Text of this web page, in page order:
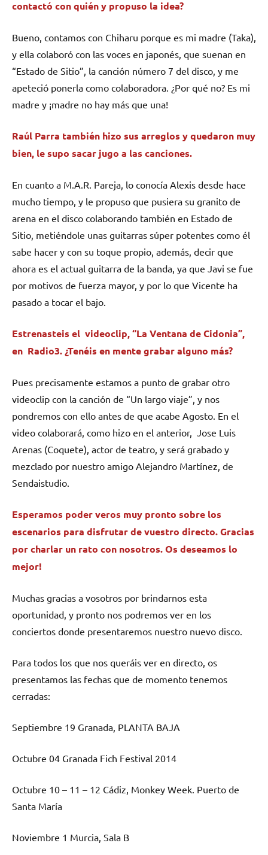
contactó con quién y propuso la idea?
Bueno, contamos con Chiharu porque es mi madre (Taka),
y ella colaboró con las voces en japonés, que suenan en
“Estado de Sitio”, la canción número 7 del disco, y me
apeteció ponerla como colaboradora. ¿Por qué no? Es mi
madre y ¡madre no hay más que una!
Raúl Parra también hizo sus arreglos y quedaron muy
bien, le supo sacar jugo a las canciones.
En cuanto a M.A.R. Pareja, lo conocía Alexis desde hace
mucho tiempo, y le propuso que pusiera su granito de
arena en el disco colaborando también en Estado de
Sitio, metiéndole unas guitarras súper potentes como él
sabe hacer y con su toque propio, además, decir que
ahora es el actual guitarra de la banda, ya que Javi se fue
por motivos de fuerza mayor, y por lo que Vicente ha
pasado a tocar el bajo.
Estrenasteis el videoclip, “La Ventana de Cidonia”,
en Radio3. ¿Tenéis en mente grabar alguno más?
Pues precisamente estamos a punto de grabar otro
videoclip con la canción de “Un largo viaje”, y nos
pondremos con ello antes de que acabe Agosto. En el
video colaborará, como hizo en el anterior, Jose Luis
Arenas (Coquete), actor de teatro, y será grabado y
mezclado por nuestro amigo Alejandro Martínez, de
Sendaistudio.
Esperamos poder veros muy pronto sobre los
escenarios para disfrutar de vuestro directo. Gracias
por charlar un rato con nosotros. Os deseamos lo
mejor!
Muchas gracias a vosotros por brindarnos esta
oportunidad, y pronto nos podremos ver en los
conciertos donde presentaremos nuestro nuevo disco.
Para todos los que nos queráis ver en directo, os
presentamos las fechas que de momento tenemos
cerradas:
Septiembre 19 Granada, PLANTA BAJA
Octubre 04 Granada Fich Festival 2014
Octubre 10 – 11 – 12 Cádiz, Monkey Week. Puerto de
Santa María
Noviembre 1 Murcia, Sala B